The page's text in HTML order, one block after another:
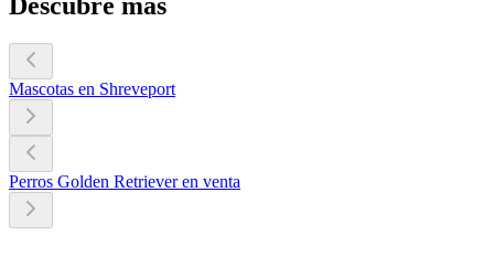
Mascotas en Shreveport
Perros Golden Retriever en venta